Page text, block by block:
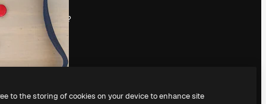
¿Buscas
magnific.ai?
to the storing of cookies on your device to enhance site